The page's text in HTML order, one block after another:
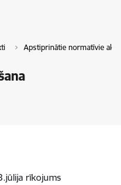
Apstiprinātie normatīvie akti
rīkojums